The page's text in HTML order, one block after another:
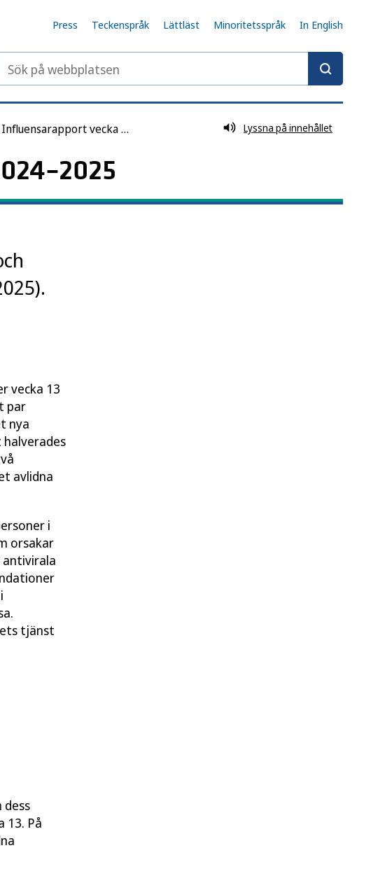
Press Teckenspråk Lättläst Minoritetsspråk In English
Sök på webbplatsen
Influensarapport vecka 13, säsongen 2024–2025 Lyssna på innehållet
vecka 13
par
nya
avlidna
i
orsakar
tjänst
13. På